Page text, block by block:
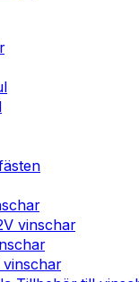
vinschar